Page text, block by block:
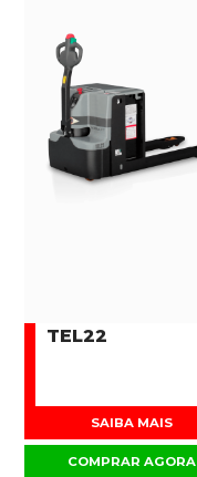
TEL22
SAIBA MAIS
COMPRAR AGORA